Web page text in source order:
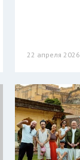
22 апреля 2026